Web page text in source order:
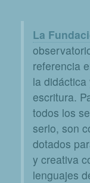
La
referencia
la
escritura.
todos los
serlo, son
dotados
y creativa
lenguajes